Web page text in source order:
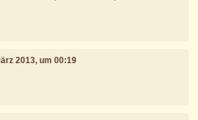
2013, um 00:19